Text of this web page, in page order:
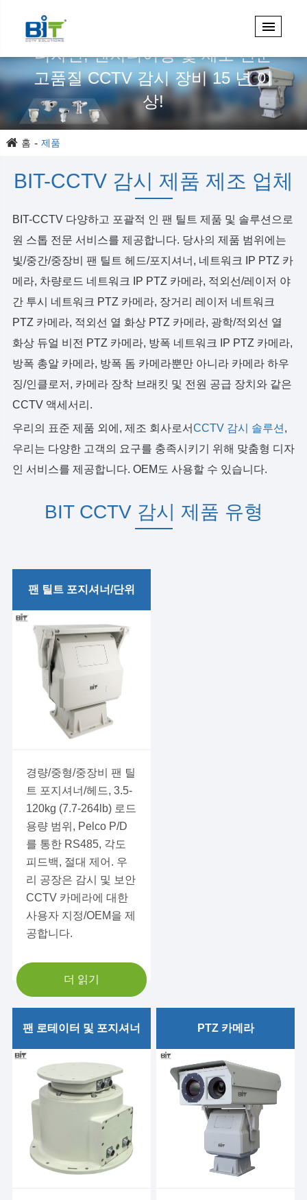
디자인, 엔지니어링 및 제조 전문
고품질 CCTV 감시 장비 15 년 이
상!
홈 제품
BIT-CCTV 감시 제품 제조 업체
BIT-CCTV 다양하고 포괄적 인 팬 틸트 제품 및 솔루션으로
원 스톱 전문 서비스를 제공합니다. 당사의 제품 범위에는
빛/중간/중장비 팬 틸트 헤드/포지셔너, 네트워크 IP PTZ 카
메라, 차량로드 네트워크 IP PTZ 카메라, 적외선/레이저 야
간 투시 네트워크 PTZ 카메라, 장거리 레이저 네트워크
PTZ 카메라, 적외선 열 화상 PTZ 카메라, 광학/적외선 열
화상 듀얼 비전 PTZ 카메라, 방폭 네트워크 IP PTZ 카메라,
방폭 총알 카메라, 방폭 돔 카메라뿐만 아니라 카메라 하우
징/인클로저, 카메라 장착 브래킷 및 전원 공급 장치와 같은
CCTV 액세서리.
우리의 표준 제품 외에, 제조 회사로서CCTV 감시 솔루션 ,
우리는 다양한 고객의 요구를 충족시키기 위해 맞춤형 디자
인 서비스를 제공합니다. OEM도 사용할 수 있습니다.
BIT CCTV 감시 제품 유형
팬 틸트 포지셔너/단위
가벼운 의무 팬 틸트 헤드/
유닛
중간 의무 팬 틸트 헤드/유
무거운 의무 팬 틸트 헤드/
팬 틸트 헤드/주택 단위
각대 및 제어 소프트웨어
경량/중형/중장비 팬 틸
트 포지셔너/헤드, 3.5-
120kg (7.7-264lb) 로드
용량 범위, Pelco P/D
를 통한 RS485, 각도
피드백, 절대 제어. 우
리 공장은 감시 및 보안
CCTV 카메라에 대한
사용자 지정/OEM을 제
공합니다.
더 읽기
팬 로테이터 및 포지셔너
BIT-SPT15 15kg/33lb 짐
BIT-SPT30 30kg/66lb 짐
팬 로테이터 및 포지셔너
BIT-SPT60 60kg/132lb
짐 팬 로테이터 및 포지셔너
BIT-SPT30-D 30kg/66lb
로드 서보 드라이브 안테나/
레이더 로테이터
PTZ 카메라
레이저 PTZ 카메라
장거리 HD 네트워크 레이
저 나이트 비전 PTZ 카메라
장거리 열 화상 PTZ 카메
HD 가시적 및 열 이미징